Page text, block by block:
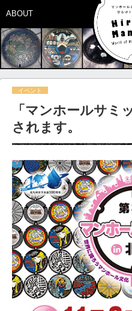
ABOUT
イベント
「マンホールサミ
されます。